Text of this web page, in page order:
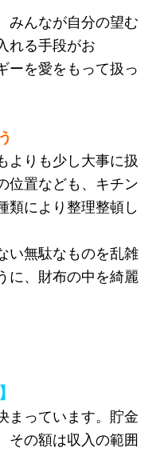
みんなが自分の望む
れる手段がお
ーを愛をもって扱っ
よりも少し大事に扱
位置なども、キチン
類により整理整頓し
い無駄なものを乱雑
に、財布の中を綺麗
まっています。貯金
その額は収入の範囲